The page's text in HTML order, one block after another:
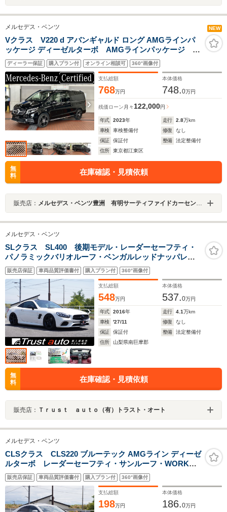
メルセデス・ベンツ NEW
Vクラス V220 d アバンギャルド ロング AMGラインパ
ッケージ ディーゼルターボ AMGラインパッケージ エ
クスクルーシブシートパッケージ パノラミックスラ
イディングルーフ 19インチAMG7ツインスポークアル
ミホイール ベージュレザー オブシディアンブラッ
ク 3列目ベンチシート
ディーラー保証 購入プラン付 オンライン相談可 360°画像付
支払総額
768万円
本体価格
748.0万円
残価ローン 月々 122,000円
年式 2023年 走行 2.8万km
車検
車検整備付 修復
なし
保証
保証付 整備
法定整備付
住所
東京都江東区
無
料
在庫確認・見積依頼
販売店： メルセデス・ベンツ豊洲 有明サーティファイドカーセンター
メルセデス・ベンツ
SLクラス SL400 後期モデル・レーダーセーフティ・
パノラミックバリオルーフ・ベンガルレッドナッパレザ
ー・パーツグロスブラックカスタムペイント・ロワリン
グキット・トランクスポイラー・AMG19AW・ドラレ
コ・ACC・BSM・記録簿
販売店保証 車両品質評価書付 購入プラン付 360°画像付
支払総額
548万円
本体価格
537.0万円
年式 2016年 走行 4.1万km
車検
'27/11 修復
なし
保証
保証付 整備
法定整備付
住所
山梨県南巨摩郡
無
料
在庫確認・見積依頼
販売店： Ｔｒｕｓｔ ａｕｔｏ（有）トラスト・オート
メルセデス・ベンツ
CLSクラス CLS220 ブルーテック AMGライン ディーゼ
ルターボ レーダーセーフティ・サンルーフ・WORK
GNOSIS 20AW・エアサス・ロワリングキッド・トラン
クスポイラー・黒革パワーシート・前席シートヒータ
ー・純正HDDナビ・地デジ・全周囲カメラ・ドラレコ
販売店保証 車両品質評価書付 購入プラン付 360°画像付
支払総額
198万円
本体価格
186.0万円